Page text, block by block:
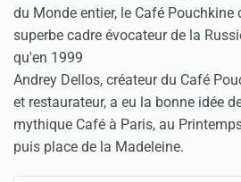
du Monde entier, le Café Pouchkine
superbe cadre évocateur de la
qu'en 1999
Andrey Dellos, créateur du Café
et restaurateur, a eu la bonne idée
mythique Café à Paris, au
puis place de la Madeleine.